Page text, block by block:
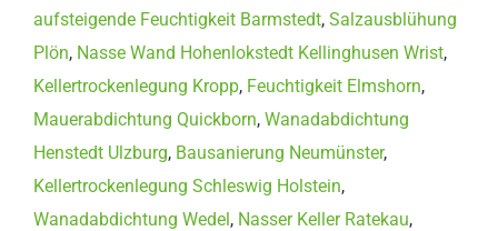
aufsteigende Feuchtigkeit Barmstedt, Salzausblühung
Plön, Nasse Wand Hohenlokstedt Kellinghusen Wrist,
Kellertrockenlegung Kropp, Feuchtigkeit Elmshorn,
Mauerabdichtung Quickborn, Wanadabdichtung
Henstedt Ulzburg, Bausanierung Neumünster,
Kellertrockenlegung Schleswig Holstein,
Wanadabdichtung Wedel, Nasser Keller Ratekau,